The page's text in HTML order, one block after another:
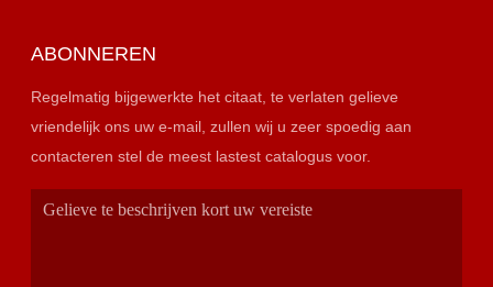
ABONNEREN
Regelmatig bijgewerkte het citaat, te verlaten gelieve
vriendelijk ons uw e-mail, zullen wij u zeer spoedig aan
contacteren stel de meest lastest catalogus voor.